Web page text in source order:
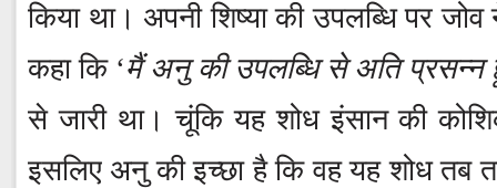
किया था। अपनी शिष्या की उपलब्धि पर जोव
कहा कि ‘मैं अनु की उपलब्धि से अति प्रसन्न
से जारी था। चूंकि यह शोध इंसान की
इसलिए अनु की इच्छा है कि वह यह शोध